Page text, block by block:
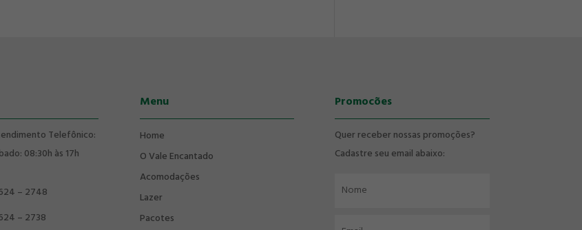
Telefônico:
08:30h às 17h
– 2748
– 2738
Menu
Home
O Vale Encantado
Acomodações
Lazer
Pacotes
Promocões
Quer receber nossas promoções?
Cadastre seu email abaixo: